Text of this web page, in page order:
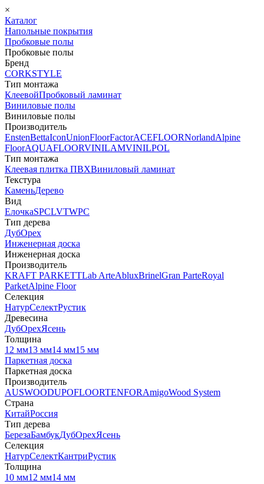
×
Каталог
Напольные покрытия
Пробковые полы
Пробковые полы
Бренд
CORKSTYLE
Тип монтажа
КлеевойПробковый ламинат
Виниловые полы
Виниловые полы
Производитель
EnstenBettaIconUnionFloorFactorACEFLOORNorlandAlpine
FloorAQUAFLOORVINILAMVINILPOL
Тип монтажа
Клеевая плитка ПВХВиниловый ламинат
Текстура
КаменьДерево
Вид
ЕлочкаSPCLVTWPC
Тип дерева
ДубОрех
Инженерная доска
Инженерная доска
Производитель
KRAFT PARKETTLab ArteAbluxBrinelGran ParteRoyal
ParketAlpine Floor
Селекция
НатурСелектРустик
Древесина
ДубОрехЯсень
Толщина
12 мм13 мм14 мм15 мм
Паркетная доска
Паркетная доска
Производитель
AUSWOODUPOFLOORTENFORAmigoWood System
Страна
КитайРоссия
Тип дерева
БерезаБамбукДубОрехЯсень
Селекция
НатурСелектКантриРустик
Толщина
10 мм12 мм14 мм